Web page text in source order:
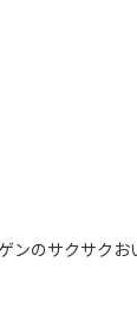
ンのサクサク